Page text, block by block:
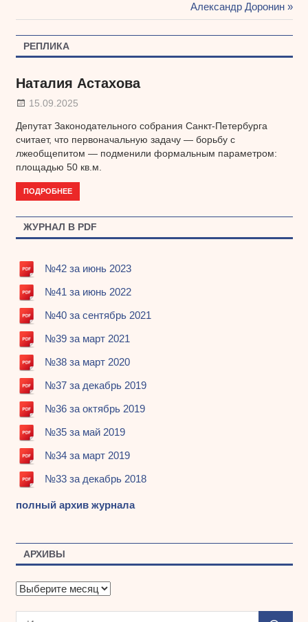
записям
Следующая
запись:
Александр Доронин
РЕПЛИКА
Наталия Астахова
15.09.2025
Депутат Законодательного собрания Санкт-Петербурга
считает, что первоначальную задачу — борьбу с
лжеобщепитом — подменили формальным параметром:
площадью 50 кв.м.
ПОДРОБНЕЕ
ЖУРНАЛ В PDF
№42 за июнь 2023
№41 за июнь 2022
№40 за сентябрь 2021
№39 за март 2021
№38 за март 2020
№37 за декабрь 2019
№36 за октябрь 2019
№35 за май 2019
№34 за март 2019
№33 за декабрь 2018
полный архив журнала
АРХИВЫ
А
х